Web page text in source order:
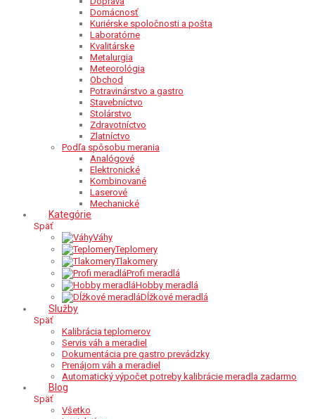
Domácnosť
Kuriérske spoločnosti a pošta
Laboratórne
Kvalitárske
Metalurgia
Meteorológia
Obchod
Potravinárstvo a gastro
Stavebníctvo
Stolárstvo
Zdravotníctvo
Zlatníctvo
Podľa spôsobu merania
Analógové
Elektronické
Kombinované
Laserové
Mechanické
Kategórie
Späť
Váhy
Teplomery
Tlakomery
Profi meradlá
Hobby meradlá
Dĺžkové meradlá
Služby
Späť
Kalibrácia teplomerov
Servis váh a meradiel
Dokumentácia pre gastro prevádzky
Prenájom váh a meradiel
Automatický výpočet potreby kalibrácie meradla zadarmo
Blog
Späť
Všetko